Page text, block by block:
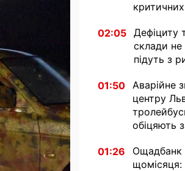
02:05 Дефіциту
склади не
підуть з
01:50 Аварійне
центру
обіцяють
01:26
Ощадбанк
щомісяця: